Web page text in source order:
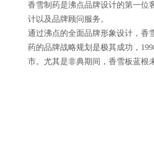
香雪制药是沸点品牌设计的第一位
计以及品牌顾问服务。
通过沸点的全面品牌形象设计，香
药的品牌战略规划是极其成功，
市。尤其是非典期间，香雪板蓝根